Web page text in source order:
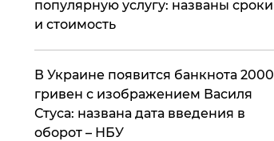
популярную услугу: названы сроки
и стоимость
В Украине появится банкнота 2000
гривен с изображением Василя
Стуса: названа дата введения в
оборот – НБУ